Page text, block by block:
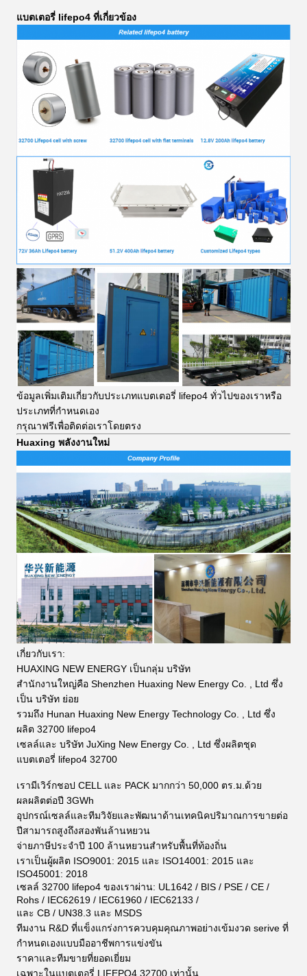
แบตเตอรี่ lifepo4 ที่เกี่ยวข้อง
ข้อมูลเพิ่มเติมเกี่ยวกับประเภทแบตเตอรี่ lifepo4 ทั่วไปของเราหรือ
ประเภทที่กำหนดเอง
กรุณาฟรีเพื่อติดต่อเราโดยตรง
Huaxing พลังงานใหม่
เกี่ยวกับเรา:
HUAXING NEW ENERGY เป็นกลุ่ม บริษัท
สำนักงานใหญ่คือ Shenzhen Huaxing New Energy Co. , Ltd ซึ่ง
เป็น บริษัท ย่อย
รวมถึง Hunan Huaxing New Energy Technology Co. , Ltd ซึ่ง
ผลิต 32700 lifepo4
เซลล์และ บริษัท JuXing New Energy Co. , Ltd ซึ่งผลิตชุด
แบตเตอรี่ lifepo4 32700
เรามีเวิร์กชอป CELL และ PACK มากกว่า 50,000 ตร.ม.ด้วย
ผลผลิตต่อปี 3GWh
อุปกรณ์เซลล์และทีมวิจัยและพัฒนาด้านเทคนิคปริมาณการขายต่อ
ปีสามารถสูงถึงสองพันล้านหยวน
จ่ายภาษีประจำปี 100 ล้านหยวนสำหรับพื้นที่ท้องถิ่น
เราเป็นผู้ผลิต ISO9001: 2015 และ ISO14001: 2015 และ
ISO45001: 2018
เซลล์ 32700 lifepo4 ของเราผ่าน: UL1642 / BIS / PSE / CE /
Rohs / IEC62619 / IEC61960 / IEC62133 /
และ CB / UN38.3 และ MSDS
ทีมงาน R&D ที่แข็งแกร่งการควบคุมคุณภาพอย่างเข้มงวด serive ที่
กำหนดเองแบบมืออาชีพการแข่งขัน
ราคาและทีมขายที่ยอดเยี่ยม
เฉพาะในแบตเตอรี่ LIFEPO4 32700 เท่านั้น